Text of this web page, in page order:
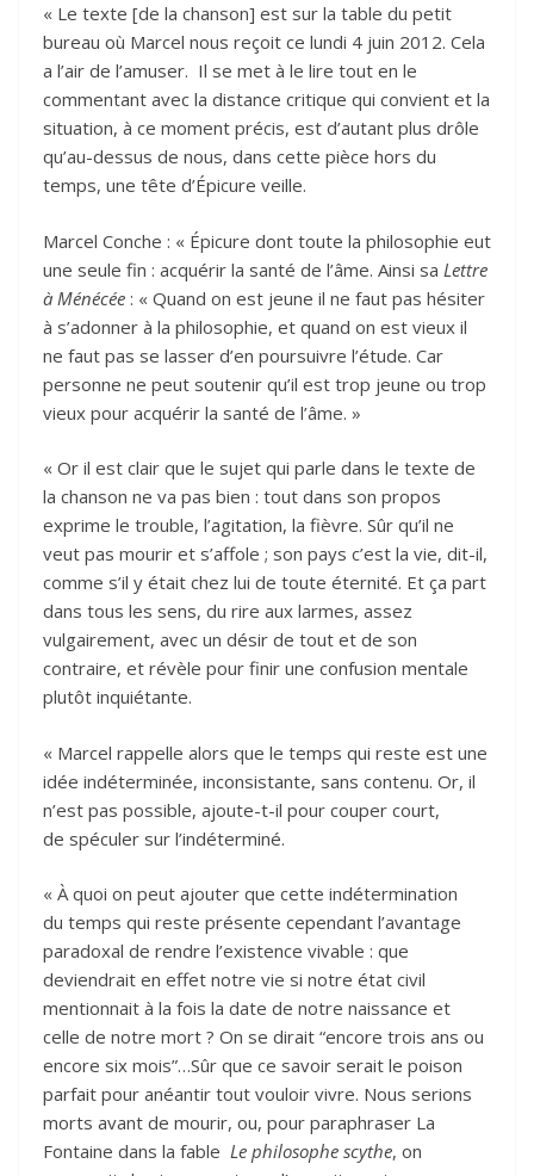
« Le texte [de la chanson] est sur la table du petit
bureau où Marcel nous reçoit ce lundi 4 juin 2012. Cela
a l’air de l’amuser. Il se met à le lire tout en le
commentant avec la distance critique qui convient et la
situation, à ce moment précis, est d’autant plus drôle
qu’au-dessus de nous, dans cette pièce hors du
temps, une tête d’Épicure veille.
Marcel Conche : « Épicure dont toute la philosophie eut
une seule fin : acquérir la santé de l’âme. Ainsi sa Lettre
à Ménécée : « Quand on est jeune il ne faut pas hésiter
à s’adonner à la philosophie, et quand on est vieux il
ne faut pas se lasser d’en poursuivre l’étude. Car
personne ne peut soutenir qu’il est trop jeune ou trop
vieux pour acquérir la santé de l’âme. »
« Or il est clair que le sujet qui parle dans le texte de
la chanson ne va pas bien : tout dans son propos
exprime le trouble, l’agitation, la fièvre. Sûr qu’il ne
veut pas mourir et s’affole ; son pays c’est la vie, dit-il,
comme s’il y était chez lui de toute éternité. Et ça part
dans tous les sens, du rire aux larmes, assez
vulgairement, avec un désir de tout et de son
contraire, et révèle pour finir une confusion mentale
plutôt inquiétante.
« Marcel rappelle alors que le temps qui reste est une
idée indéterminée, inconsistante, sans contenu. Or, il
n’est pas possible, ajoute-t-il pour couper court,
de spéculer sur l’indéterminé.
« À quoi on peut ajouter que cette indétermination
du temps qui reste présente cependant l’avantage
paradoxal de rendre l’existence vivable : que
deviendrait en effet notre vie si notre état civil
mentionnait à la fois la date de notre naissance et
celle de notre mort ? On se dirait “encore trois ans ou
encore six mois”…Sûr que ce savoir serait le poison
parfait pour anéantir tout vouloir vivre. Nous serions
morts avant de mourir, ou, pour paraphraser La
Fontaine dans la fable Le philosophe scythe, on